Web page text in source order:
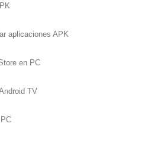
aplicaciones APK
en PC
TV